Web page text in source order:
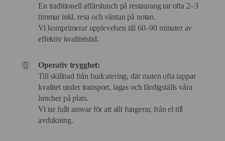
En traditionell affärslunch på restaurang tar ofta 2–3
timmar inkl. resa och väntan på notan.
Vi komprimerar upplevelsen till 60–90 minuter av
effektiv kvalitetstid.
Operativ trygghet:
Till skillnad från budcatering, där maten ofta tappar
kvalitet under transport, lagas och färdigställs våra
luncher på plats.
Vi tar fullt ansvar för att allt fungerar, från el till
avdukning.